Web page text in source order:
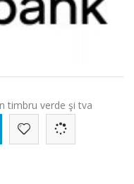
timbru verde şi tva